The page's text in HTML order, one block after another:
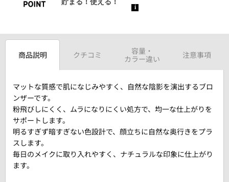
商品説明 クチコミ
容量・
カラー違い
注意事項
マットな質感で肌になじみやすく、自然な陰影を演出するブロ
ンザーです。
粉飛びしにくく、ムラになりにくい処方で、均一な仕上がりを
サポートします。
明るすぎず暗すぎない色設計で、顔立ちに自然な奥行きをプラ
スします。
毎日のメイクに取り入れやすく、ナチュラルな印象に仕上がり
ます。